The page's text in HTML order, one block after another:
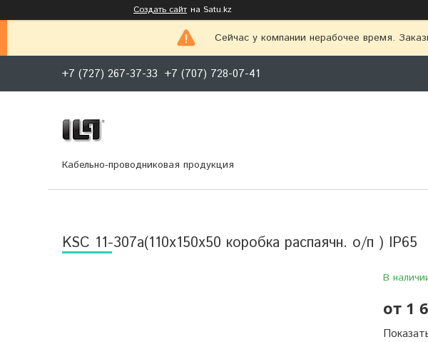
Создать сайт на Satu.kz
Сейчас у компании нерабочее время.
+7 (727) 267-37-33 +7 (707) 728-07-41
Кабельно-проводниковая продукция
KSC 11-307a(110х150x50 коробка распаячн. о/п ) IP65
В
от 1